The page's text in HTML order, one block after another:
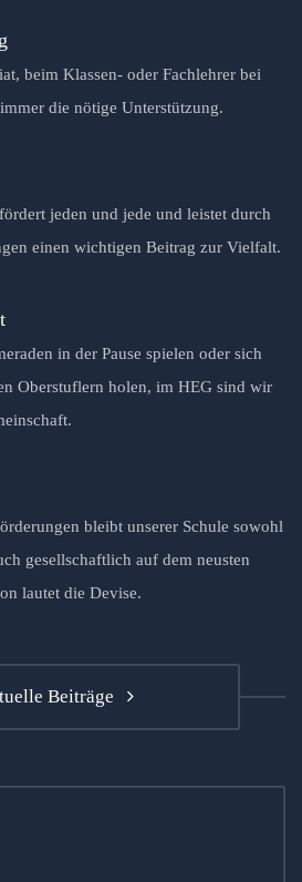
beim Klassen- oder Fachlehrer bei
die nötige Unterstützung.
jeden und jede und leistet durch
einen wichtigen Beitrag zur Vielfalt.
in der Pause spielen oder sich
Oberstuflern holen, im HEG sind wir
bleibt unserer Schule sowohl
gesellschaftlich auf dem neusten
lautet die Devise.
Beiträge